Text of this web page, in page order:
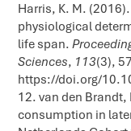
Harris, K. M.
physiological
life span.
Sciences, 113(3),
https://doi.org/
van den Brandt,
consumption in